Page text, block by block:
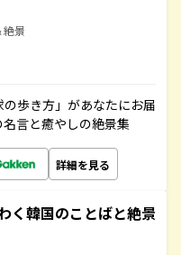
絶景
歩き方」があなたにお届
言と癒やしの絶景集
詳細を見る
く韓国のことばと絶景